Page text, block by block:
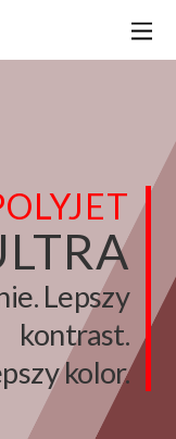
Lepszy
kontrast.
kolor.